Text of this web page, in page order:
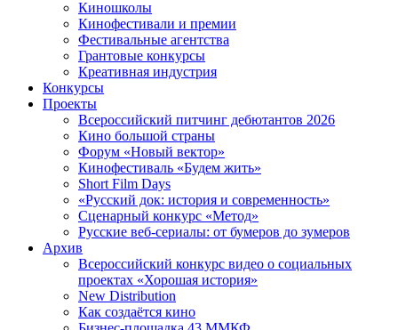
Киношколы
Кинофестивали и премии
Фестивальные агентства
Грантовые конкурсы
Креативная индустрия
Конкурсы
Проекты
Всероссийский питчинг дебютантов 2026
Кино большой страны
Форум «Новый вектор»
Кинофестиваль «Будем жить»
Short Film Days
«Русский док: история и современность»
Сценарный конкурс «Метод»
Русские веб-сериалы: от бумеров до зумеров
Архив
Всероссийский конкурс видео о социальных
проектах «Хорошая история»
New Distribution
Как создаётся кино